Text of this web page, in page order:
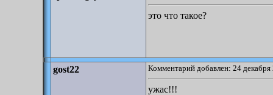
это что такое?
gost22 Комментарий добавлен: 24
ужас!!!